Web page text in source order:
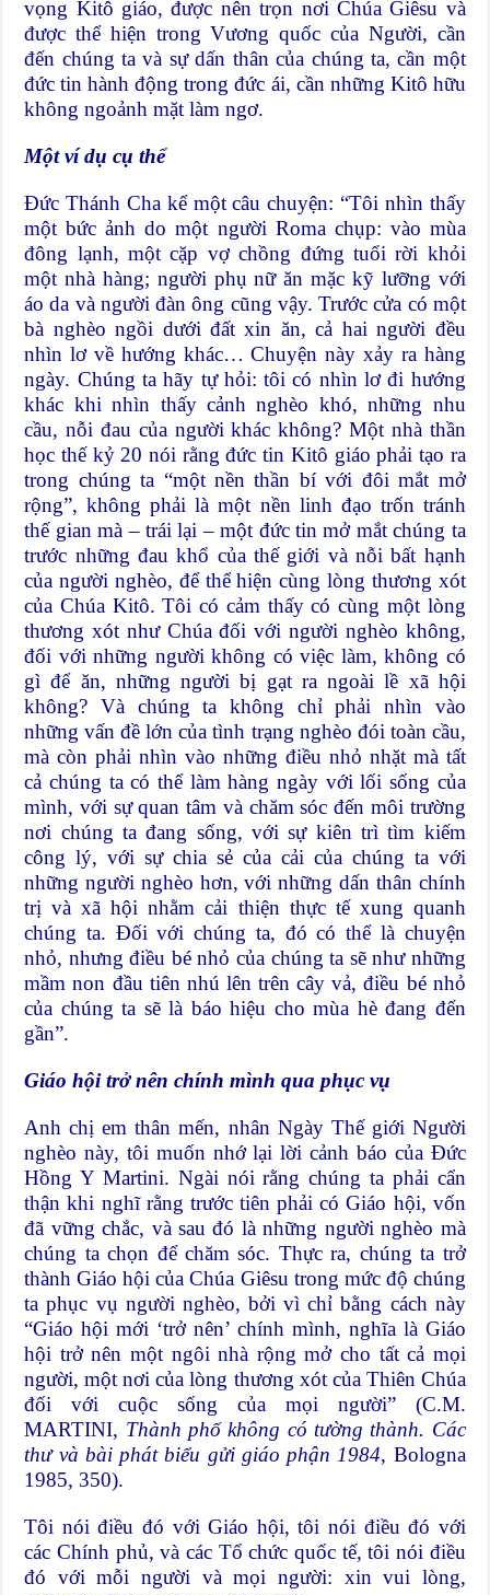
vọng Kitô giáo, được nên trọn nơi Chúa Giêsu và
được thể hiện trong Vương quốc của Người, cần
đến chúng ta và sự dấn thân của chúng ta, cần một
đức tin hành động trong đức ái, cần những Kitô hữu
không ngoảnh mặt làm ngơ.
Một ví dụ cụ thể
Đức Thánh Cha kể một câu chuyện: “Tôi nhìn thấy
một bức ảnh do một người Roma chụp: vào mùa
đông lạnh, một cặp vợ chồng đứng tuổi rời khỏi
một nhà hàng; người phụ nữ ăn mặc kỹ lưỡng với
áo da và người đàn ông cũng vậy. Trước cửa có một
bà nghèo ngồi dưới đất xin ăn, cả hai người đều
nhìn lơ về hướng khác… Chuyện này xảy ra hàng
ngày. Chúng ta hãy tự hỏi: tôi có nhìn lơ đi hướng
khác khi nhìn thấy cảnh nghèo khó, những nhu
cầu, nỗi đau của người khác không? Một nhà thần
học thế kỷ 20 nói rằng đức tin Kitô giáo phải tạo ra
trong chúng ta “một nền thần bí với đôi mắt mở
rộng”, không phải là một nền linh đạo trốn tránh
thế gian mà – trái lại – một đức tin mở mắt chúng ta
trước những đau khổ của thế giới và nỗi bất hạnh
của người nghèo, để thể hiện cùng lòng thương xót
của Chúa Kitô. Tôi có cảm thấy có cùng một lòng
thương xót như Chúa đối với người nghèo không,
đối với những người không có việc làm, không có
gì để ăn, những người bị gạt ra ngoài lề xã hội
không? Và chúng ta không chỉ phải nhìn vào
những vấn đề lớn của tình trạng nghèo đói toàn cầu,
mà còn phải nhìn vào những điều nhỏ nhặt mà tất
cả chúng ta có thể làm hàng ngày với lối sống của
mình, với sự quan tâm và chăm sóc đến môi trường
nơi chúng ta đang sống, với sự kiên trì tìm kiếm
công lý, với sự chia sẻ của cải của chúng ta với
những người nghèo hơn, với những dấn thân chính
trị và xã hội nhằm cải thiện thực tế xung quanh
chúng ta. Đối với chúng ta, đó có thể là chuyện
nhỏ, nhưng điều bé nhỏ của chúng ta sẽ như những
mầm non đầu tiên nhú lên trên cây vả, điều bé nhỏ
của chúng ta sẽ là báo hiệu cho mùa hè đang đến
gần”.
Giáo hội trở nên chính mình qua phục vụ
Anh chị em thân mến, nhân Ngày Thế giới Người
nghèo này, tôi muốn nhớ lại lời cảnh báo của Đức
Hồng Y Martini. Ngài nói rằng chúng ta phải cẩn
thận khi nghĩ rằng trước tiên phải có Giáo hội, vốn
đã vững chắc, và sau đó là những người nghèo mà
chúng ta chọn để chăm sóc. Thực ra, chúng ta trở
thành Giáo hội của Chúa Giêsu trong mức độ chúng
ta phục vụ người nghèo, bởi vì chỉ bằng cách này
“Giáo hội mới ‘trở nên’ chính mình, nghĩa là Giáo
hội trở nên một ngôi nhà rộng mở cho tất cả mọi
người, một nơi của lòng thương xót của Thiên Chúa
đối với cuộc sống của mọi người” (C.M.
MARTINI, Thành phố không có tường thành. Các
thư và bài phát biểu gửi giáo phận 1984, Bologna
1985, 350).
Tôi nói điều đó với Giáo hội, tôi nói điều đó với
các Chính phủ, và các Tổ chức quốc tế, tôi nói điều
đó với mỗi người và mọi người: xin vui lòng,